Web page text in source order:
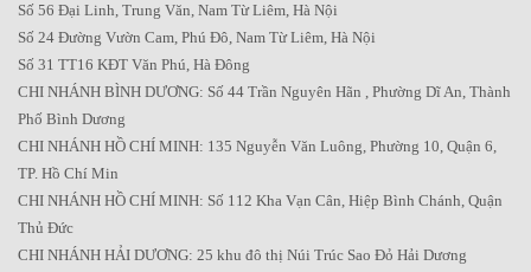
Số 56 Đại Linh, Trung Văn, Nam Từ Liêm, Hà Nội
Số 24 Đường Vườn Cam, Phú Đô, Nam Từ Liêm, Hà Nội
Số 31 TT16 KĐT Văn Phú, Hà Đông
CHI NHÁNH BÌNH DƯƠNG: Số 44 Trần Nguyên Hãn , Phường Dĩ An, Thành
Phố Bình Dương
CHI NHÁNH HỒ CHÍ MINH: 135 Nguyễn Văn Luông, Phường 10, Quận 6,
TP. Hồ Chí Min
CHI NHÁNH HỒ CHÍ MINH: Số 112 Kha Vạn Cân, Hiệp Bình Chánh, Quận
Thủ Đức
CHI NHÁNH HẢI DƯƠNG: 25 khu đô thị Núi Trúc Sao Đỏ Hải Dương